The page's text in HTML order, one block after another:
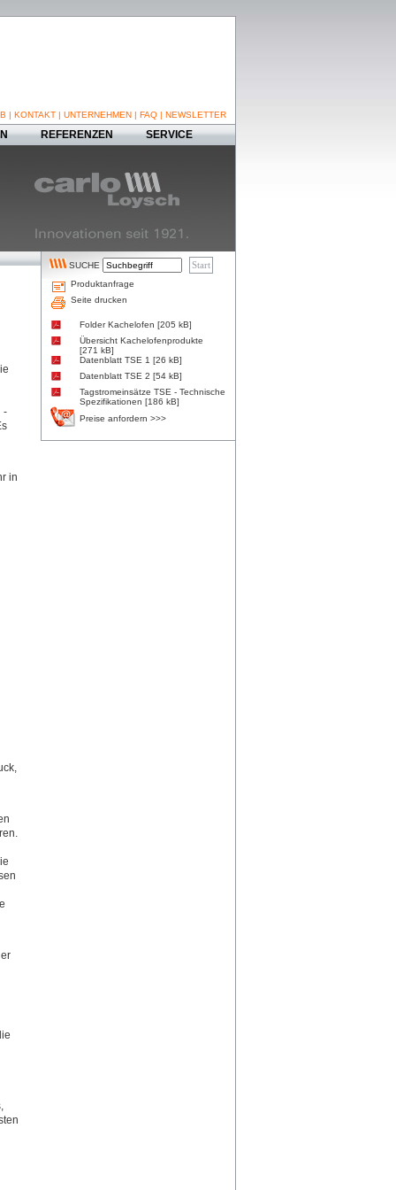
| KONTAKT | UNTERNEHMEN | FAQ | NEWSLETTER
REFERENZEN SERVICE
-
in
SUCHE
Produktanfrage
Seite drucken
Folder Kachelofen [205 kB]
Übersicht Kachelofenprodukte
[271 kB]
Datenblatt TSE 1 [26 kB]
Datenblatt TSE 2 [54 kB]
Tagstromeinsätze TSE - Technische
Spezifikationen [186 kB]
Preise anfordern >>>